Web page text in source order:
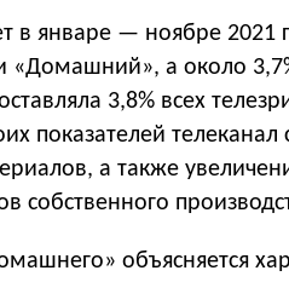
в январе — ноябре 2021
«Домашний», а около
3,8% всех
показателей телеканал
а также
собственного
объясняется